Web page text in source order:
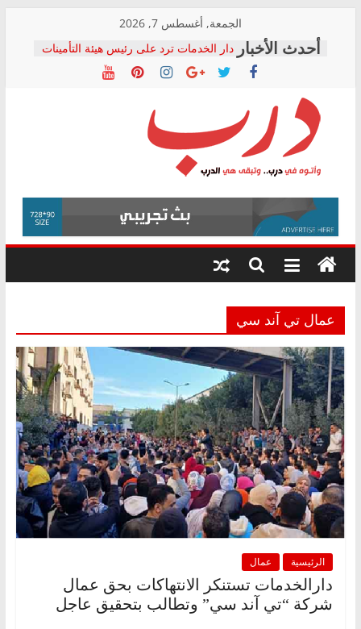
content
الجمعة, أغسطس 7, 2026
دار الخدمات ترد على رئيس هيئة التأمينات
بعد مؤتمره الصحفي: إنكار الأزمة لا ينهي
معاناة أصحاب المعاشات.. ونطالب بكشف
فرحات سليمان يكتب: القطاع الصحي إلى
أين؟
حزب التحالف الشعبي يطلق لجنة “الحق
في الصحة” بالإسكندرية لرصد الانتهاكات
ودعم المرضى
الوزاري لمدينة الصحفيين.. وانتهاء أعمال
إنشاء المبنى الإداري
المجلس القومي لحقوق الإنسان يعلن
متابعة قضية الدكتور محمد زهران.. ويؤكد:
قرينة البراءة وضمانات المحاكمة العادلة
درب
وأتوه
درب..
وتبقى
هي
عمال تي آند سي
الرئيسية عمال
دارالخدمات تستنكر الانتهاكات بحق عمال
شركة “تي آند سي” وتطالب بتحقيق عاجل